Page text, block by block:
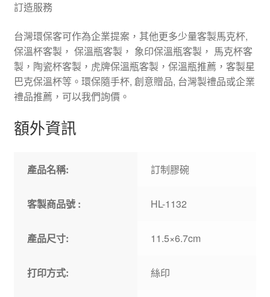
訂造服務
台灣環保客可作為企業提案，其他更多少量客製馬克杯,
保溫杯客製， 保溫瓶客製， 象印保溫瓶客製， 馬克杯客
製，陶瓷杯客製，虎牌保溫瓶客製，保溫瓶推薦，客製星
巴克保溫杯等。環保隨手杯, 創意贈品, 台灣製禮品或企業
禮品推薦，可以我們詢價。
額外資訊
產品名稱: 訂制膠碗
客製商品號 : HL-1132
產品尺寸: 11.5×6.7cm
打印方式: 絲印